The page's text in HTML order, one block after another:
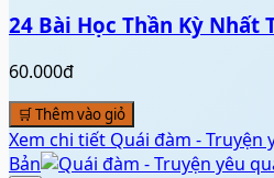
24 Bài Học Thần Kỳ Nhất
60.000đ
🛒 Thêm vào giỏ
Xem chi tiết Quái đàm - Truyện
Bản